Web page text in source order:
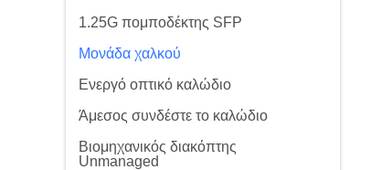
1.25G πομποδέκτης SFP
Μονάδα χαλκού
Ενεργό οπτικό καλώδιο
Άμεσος συνδέστε το καλώδιο
Βιομηχανικός διακόπτης
Unmanaged